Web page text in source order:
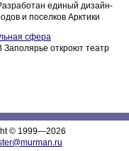
единый дизайн-
и поселков Арктики
сфера
Заполярье откроют театр
© 1999—2026